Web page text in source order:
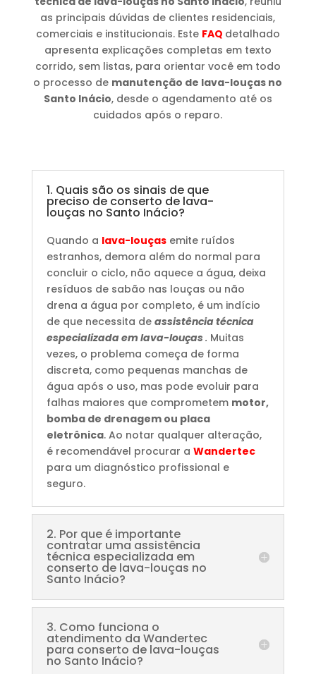
as principais dúvidas de clientes residenciais,
comerciais e institucionais. Este FAQ detalhado
apresenta explicações completas em texto
corrido, sem listas, para orientar você em todo
o processo de manutenção de lava-louças no
Santo Inácio, desde o agendamento até os
cuidados após o reparo.
1. Quais são os sinais de que
preciso de conserto de lava-
louças no Santo Inácio?
Quando a lava-louçasemite ruídos
estranhos, demora além do normal para
concluir o ciclo, não aquece a água, deixa
resíduos de sabão nas louças ou não
drena a água por completo, é um indício
de que necessita de assistência técnica
especializada em lava-louças . Muitas
vezes, o problema começa de forma
discreta, como pequenas manchas de
água após o uso, mas pode evoluir para
falhas maiores que comprometem motor,
bomba de drenagem ou placa
eletrônica. Ao notar qualquer alteração,
é recomendável procurar a Wandertec
para um diagnóstico profissional e
seguro.
2. Por que é importante
contratar uma assistência
técnica especializada em
conserto de lava-louças no
Santo Inácio?
3. Como funciona o
atendimento da Wandertec
para conserto de lava-louças
no Santo Inácio?